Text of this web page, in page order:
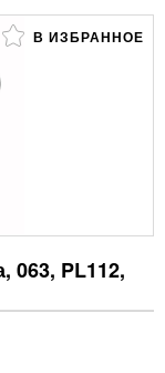
В ИЗБРАННОЕ
063, PL112,